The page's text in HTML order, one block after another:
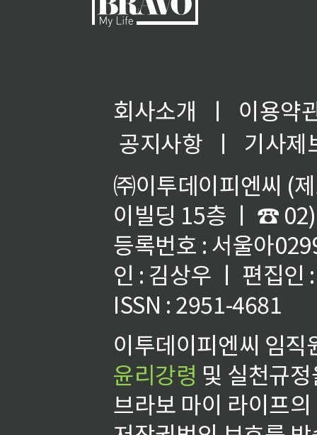
회사소개 ㅣ
이용약
공지사항
ㅣ
기사제
㈜이투데이피엔씨 (
이빌딩 15층 ㅣ ☎
등록번호 : 서울아
인 : 김상우 ㅣ 편집인
ISSN : 2951-4681
이투데이피엔씨 임
윤리강령 및 실천규
브라보 마이 라이프